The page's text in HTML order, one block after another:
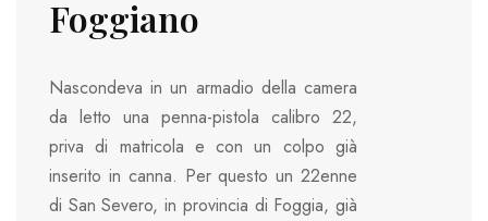
Foggiano
Nascondeva in un armadio della camera
da letto una penna-pistola calibro 22,
priva di matricola e con un colpo già
inserito in canna. Per questo un 22enne
di San Severo, in provincia di Foggia, già